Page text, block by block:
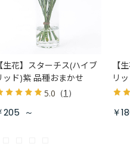
【生花】スターチス(ハイブ
ッド)紫 品種おまかせ
5.0 （1 ）
205 ～
【
リ
￥